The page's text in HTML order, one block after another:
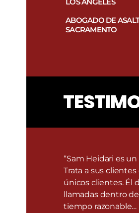
ABOGADO DE
SACRAMENTO
“Sam Heidari es
Trata a sus
únicos clientes. Él
llamadas dentro
tiempo razonable…